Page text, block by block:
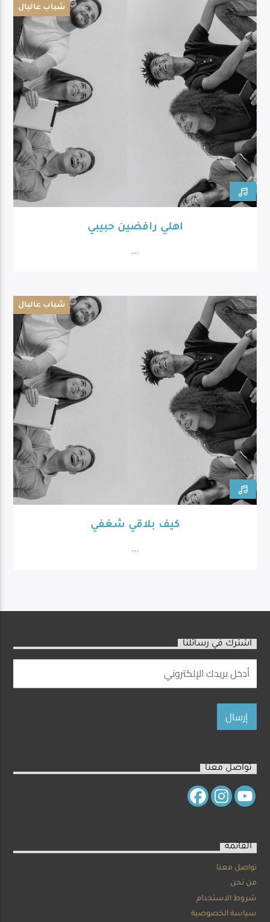
شباب عالبال
اهلي رافضين حبيبي
...
شباب عالبال
كيف بلاقي شغفي
...
اشترك في رسائلنا
تواصل معنا
القائمة
تواصل معنا
من نحن
شروط الاستخدام
سياسة الخصوصية